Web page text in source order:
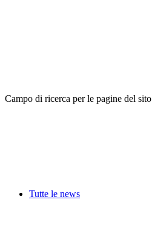
Campo di ricerca per le pagine del sito
Tutte le news